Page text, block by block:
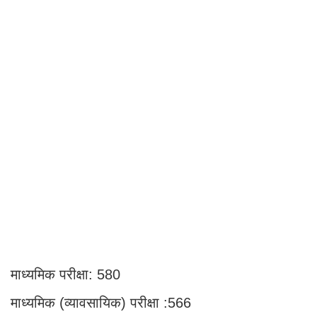
माध्यमिक परीक्षा: 580
माध्यमिक (व्यावसायिक) परीक्षा :566